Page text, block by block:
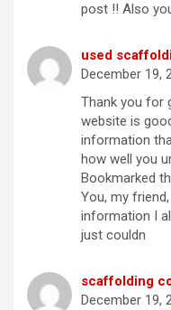
post !! Also
used
December 19,
Thank you for
website is
information
how well you
Bookmarked
You, my
information I
just couldn
scaffolding
December 19,